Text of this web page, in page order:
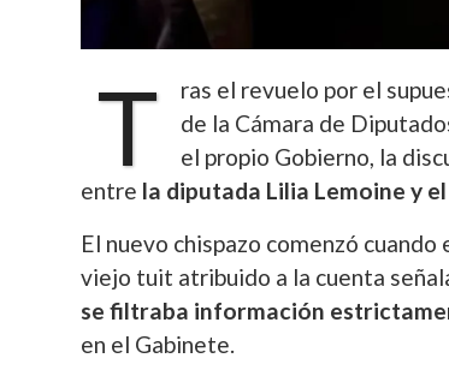
T
ras el revuelo por el
de la Cámara de
el propio Gobierno, la
entre la diputada Lilia Lemoine y
El nuevo chispazo comenzó
viejo tuit atribuido a la cuenta
se filtraba información
en el Gabinete.